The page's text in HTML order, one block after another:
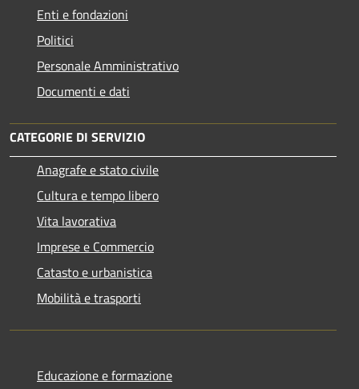
Enti e fondazioni
Politici
Personale Amministrativo
Documenti e dati
CATEGORIE DI SERVIZIO
Anagrafe e stato civile
Cultura e tempo libero
Vita lavorativa
Imprese e Commercio
Catasto e urbanistica
Mobilità e trasporti
Educazione e formazione